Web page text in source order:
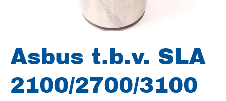
Asbus t.b.v. SLA
2100/2700/3100